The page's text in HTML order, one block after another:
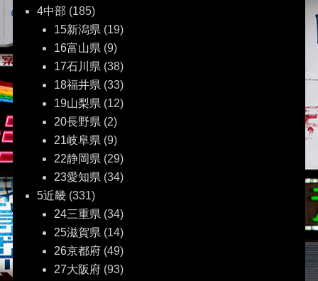
4中部 (185)
15新潟県 (19)
16富山県 (9)
17石川県 (38)
18福井県 (33)
19山梨県 (12)
20長野県 (2)
21岐阜県 (9)
22静岡県 (29)
23愛知県 (34)
5近畿(331)
24三重県 (34)
25滋賀県 (14)
26京都府(49)
27大阪府(93)